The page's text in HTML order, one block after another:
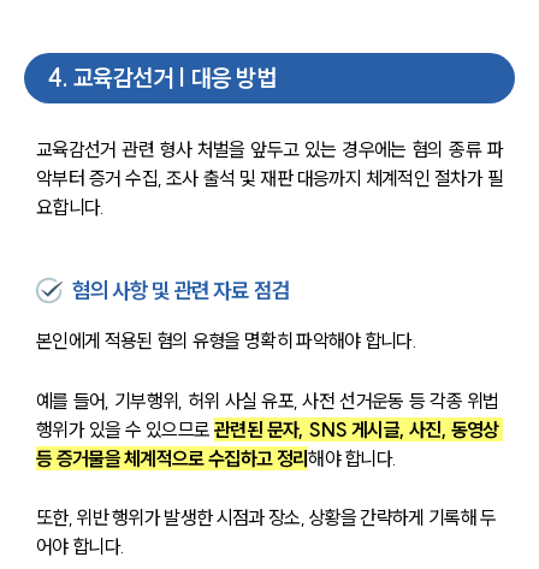
4. 교육감선거 | 대응 방법
교육감선거 관련 형사 처벌을 앞두고 있는 경우에는 혐의 종류 파
악부터 증거 수집, 조사 출석 및 재판 대응까지 체계적인 절차가 필
요합니다.
혐의 사항 및 관련 자료 점검
본인에게 적용된 혐의 유형을 명확히 파악해야 합니다.
예를 들어, 기부행위, 허위 사실 유포, 사전 선거운동 등 각종 위법
행위가 있을 수 있으므로 관련된 문자, SNS 게시글, 사진, 동영상
등 증거물을 체계적으로 수집하고 정리해야 합니다.
또한, 위반 행위가 발생한 시점과 장소, 상황을 간략하게 기록해 두
어야 합니다.